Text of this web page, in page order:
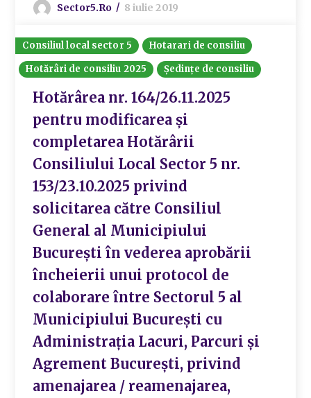
Sector5.ro 8 iulie 2019
Consiliul local sector 5
Hotarari de consiliu
Hotărâri de consiliu 2025
Ședințe de consiliu
Hotărârea nr. 164/26.11.2025
pentru modificarea și
completarea Hotărârii
Consiliului Local Sector 5 nr.
153/23.10.2025 privind
solicitarea către Consiliul
General al Municipiului
București în vederea aprobării
încheierii unui protocol de
colaborare între Sectorul 5 al
Municipiului București cu
Administrația Lacuri, Parcuri și
Agrement București, privind
amenajarea / reamenajarea,